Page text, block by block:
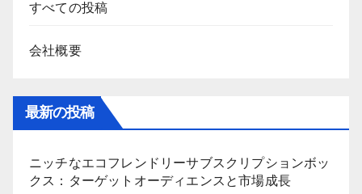
すべての投稿
会社概要
最新の投稿
ニッチなエコフレンドリーサブスクリプションボッ
クス：ターゲットオーディエンスと市場成長